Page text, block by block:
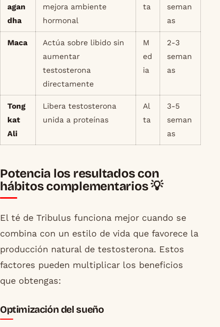
agan
dha
mejora ambiente
hormonal
ta
seman
as
Maca
Actúa sobre libido sin
aumentar
testosterona
directamente
M
ed
ia
2-3
seman
as
Tong
kat
Ali
Libera testosterona
unida a proteínas
Al
ta
3-5
seman
as
Potencia los resultados con
hábitos complementarios 💡
El té de Tribulus funciona mejor cuando se
combina con un estilo de vida que favorece la
producción natural de testosterona. Estos
factores pueden multiplicar los beneficios
que obtengas:
Optimización del sueño